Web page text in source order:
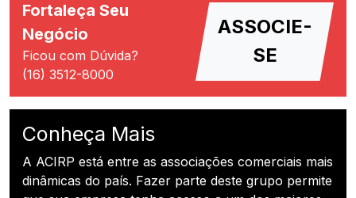
Fortaleça Seu
Negócio
Ficou com Dúvida?
(16) 3512-8000
ASSOCIE-
SE
Conheça Mais
A ACIRP está entre as associações comerciais mais
dinâmicas do país. Fazer parte deste grupo permite